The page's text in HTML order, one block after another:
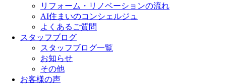
リフォーム・リノベーションの流れ
AI住まいのコンシェルジュ
よくあるご質問
スタッフブログ
スタッフブログ一覧
お知らせ
その他
お客様の声